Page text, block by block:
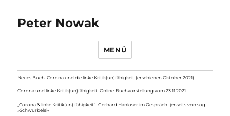
Peter Nowak
MENÜ
Neues Buch: Corona und die linke Kritik(un)fähigkeit (erschienen Oktober 2021)
Corona und linke Kritik(un)fähigkeit. Online-Buchvorstellung vom 23.11.2021
„Corona & linke Kritik(un) fähigkeit“- Gerhard Hanloser im Gespräch- jenseits von sog.
»Schwurbelei«